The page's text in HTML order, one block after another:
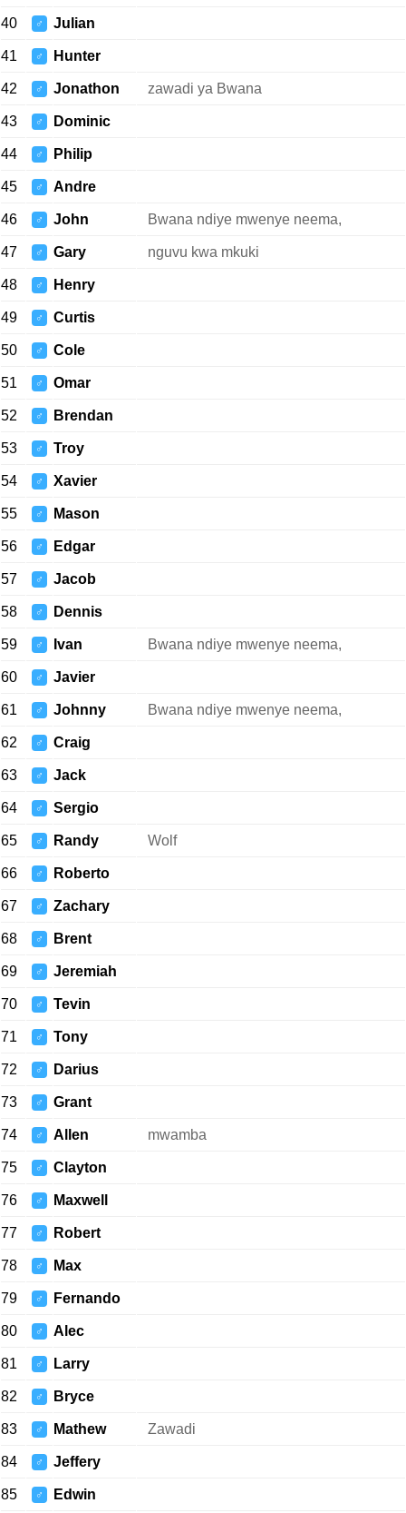
40 ♂ Julian
41 ♂ Hunter
42 ♂ Jonathon zawadi ya Bwana
43 ♂ Dominic
44 ♂ Philip
45 ♂ Andre
46 ♂ John Bwana ndiye mwenye neema,
47 ♂ Gary nguvu kwa mkuki
48 ♂ Henry
49 ♂ Curtis
50 ♂ Cole
51 ♂ Omar
52 ♂ Brendan
53 ♂ Troy
54 ♂ Xavier
55 ♂ Mason
56 ♂ Edgar
57 ♂ Jacob
58 ♂ Dennis
59 ♂ Ivan Bwana ndiye mwenye neema,
60 ♂ Javier
61 ♂ Johnny Bwana ndiye mwenye neema,
62 ♂ Craig
63 ♂ Jack
64 ♂ Sergio
65 ♂ Randy Wolf
66 ♂ Roberto
67 ♂ Zachary
68 ♂ Brent
69 ♂ Jeremiah
70 ♂ Tevin
71 ♂ Tony
72 ♂ Darius
73 ♂ Grant
74 ♂ Allen mwamba
75 ♂ Clayton
76 ♂ Maxwell
77 ♂ Robert
78 ♂ Max
79 ♂ Fernando
80 ♂ Alec
81 ♂ Larry
82 ♂ Bryce
83 ♂ Mathew Zawadi
84 ♂ Jeffery
85 ♂ Edwin